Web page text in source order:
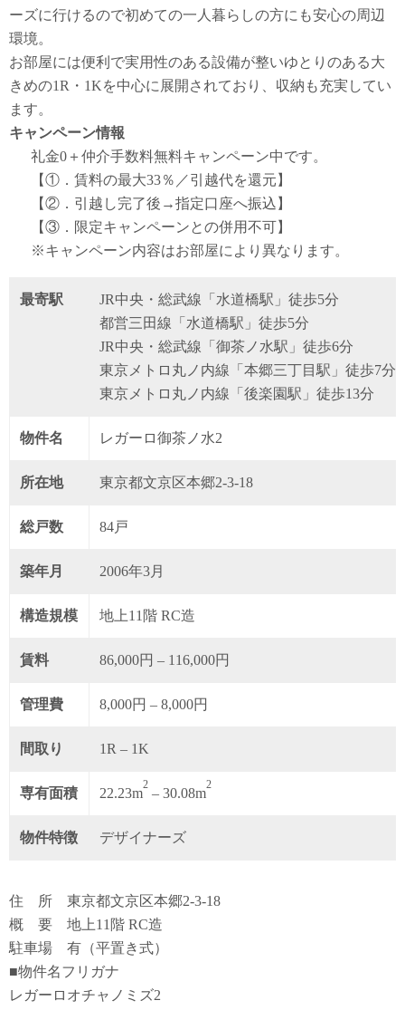
ーズに行けるので初めての一人暮らしの方にも安心の周辺
環境。
お部屋には便利で実用性のある設備が整いゆとりのある大
きめの1R・1Kを中心に展開されており、収納も充実してい
ます。
キャンペーン情報
礼金0 ＋仲介手数料無料キャンペーン中です。
【①．賃料の最大33％／引越代を還元】
【②．引越し完了後→指定口座へ振込】
【③．限定キャンペーンとの併用不可】
※キャンペーン内容はお部屋により異なります。
最寄駅
JR中央・総武線「水道橋駅」徒歩5分
都営三田線「水道橋駅」徒歩5分
JR中央・総武線「御茶ノ水駅」徒歩6分
東京メトロ丸ノ内線「本郷三丁目駅」徒歩7分
東京メトロ丸ノ内線「後楽園駅」徒歩13分
物件名 レガーロ御茶ノ水2
所在地 東京都文京区本郷2-3-18
総戸数 84戸
築年月 2006年3月
構造規模 地上11階 RC造
賃料 86,000円 – 116,000円
管理費 8,000円 – 8,000円
間取り 1R – 1K
専有面積 22.23m
2
– 30.08m
2
物件特徴 デザイナーズ
住 所 東京都文京区本郷2-3-18
概 要 地上11階 RC造
駐車場 有（平置き式）
■物件名フリガナ
レガーロオチャノミズ2